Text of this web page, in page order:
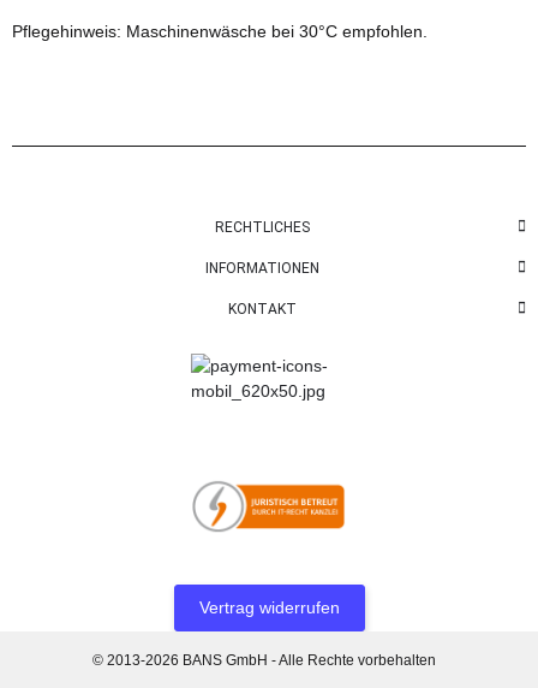
Pflegehinweis: Maschinenwäsche bei 30°C empfohlen.
RECHTLICHES
INFORMATIONEN
KONTAKT
Vertrag widerrufen
© 2013-2026 BANS GmbH - Alle Rechte vorbehalten